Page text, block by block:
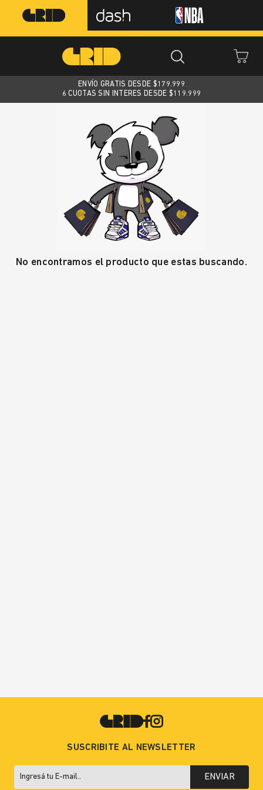
ENVÍO GRATIS DESDE $179.999
6 CUOTAS SIN INTERES DESDE $119.999
No encontramos el producto que estas buscando.
SUSCRIBITE AL NEWSLETTER
ENVIAR